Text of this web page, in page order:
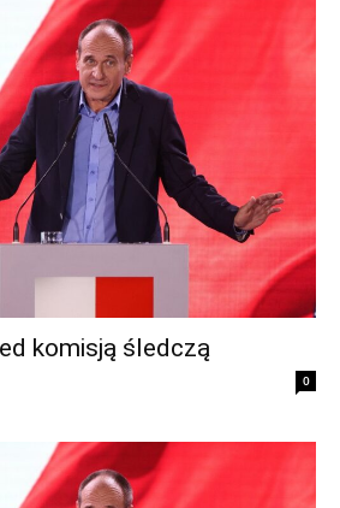
komisją śledczą
0